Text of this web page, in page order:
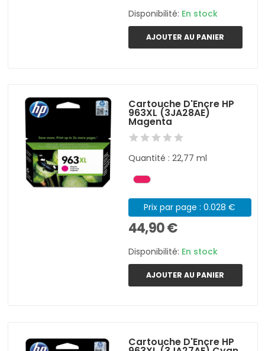
Disponibilité: En stock
AJOUTER AU PANIER
Cartouche D'Encre HP
963XL (3JA28AE)
Magenta
Quantité : 22,77 ml
Prix par page : 0.028 €
44,90 €
Disponibilité: En stock
AJOUTER AU PANIER
Cartouche D'Encre HP